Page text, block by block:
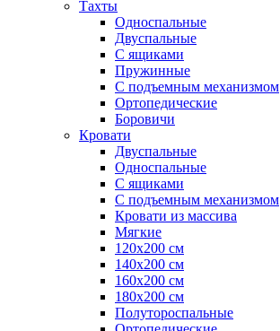
Тахты
Односпальные
Двуспальные
С ящиками
Пружинные
С подъемным механизмом
Ортопедические
Боровичи
Кровати
Двуспальные
Односпальные
С ящиками
С подъемным механизмом
Кровати из массива
Мягкие
120х200 см
140х200 см
160х200 см
180х200 см
Полутороспальные